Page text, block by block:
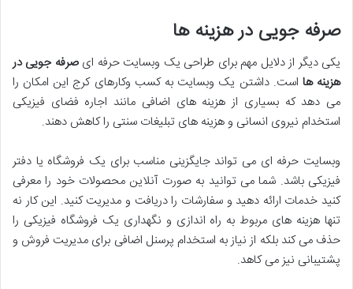
صرفه جویی در هزینه ها
یکی دیگر از دلایل مهم برای طراحی یک وبسایت حرفه ایصرفه جویی در
هزینه ها است. داشتن یک وبسایت به کسب وکارهای کرج این امکان را
می دهد که بسیاری از هزینه های اضافی مانند اجاره فضای فیزیکی
استخدام نیروی انسانی و هزینه های تبلیغات سنتی را کاهش دهند.
وبسایت حرفه ای می تواند جایگزینی مناسب برای یک فروشگاه یا دفتر
فیزیکی باشد. شما می توانید به صورت آنلاین محصولات خود را معرفی
کنید خدمات ارائه دهید و سفارشات را دریافت و مدیریت کنید. این کار نه
تنها هزینه های مربوط به راه اندازی و نگهداری یک فروشگاه فیزیکی را
حذف می کند بلکه از نیاز به استخدام پرسنل اضافی برای مدیریت فروش و
پشتیبانی نیز می کاهد.